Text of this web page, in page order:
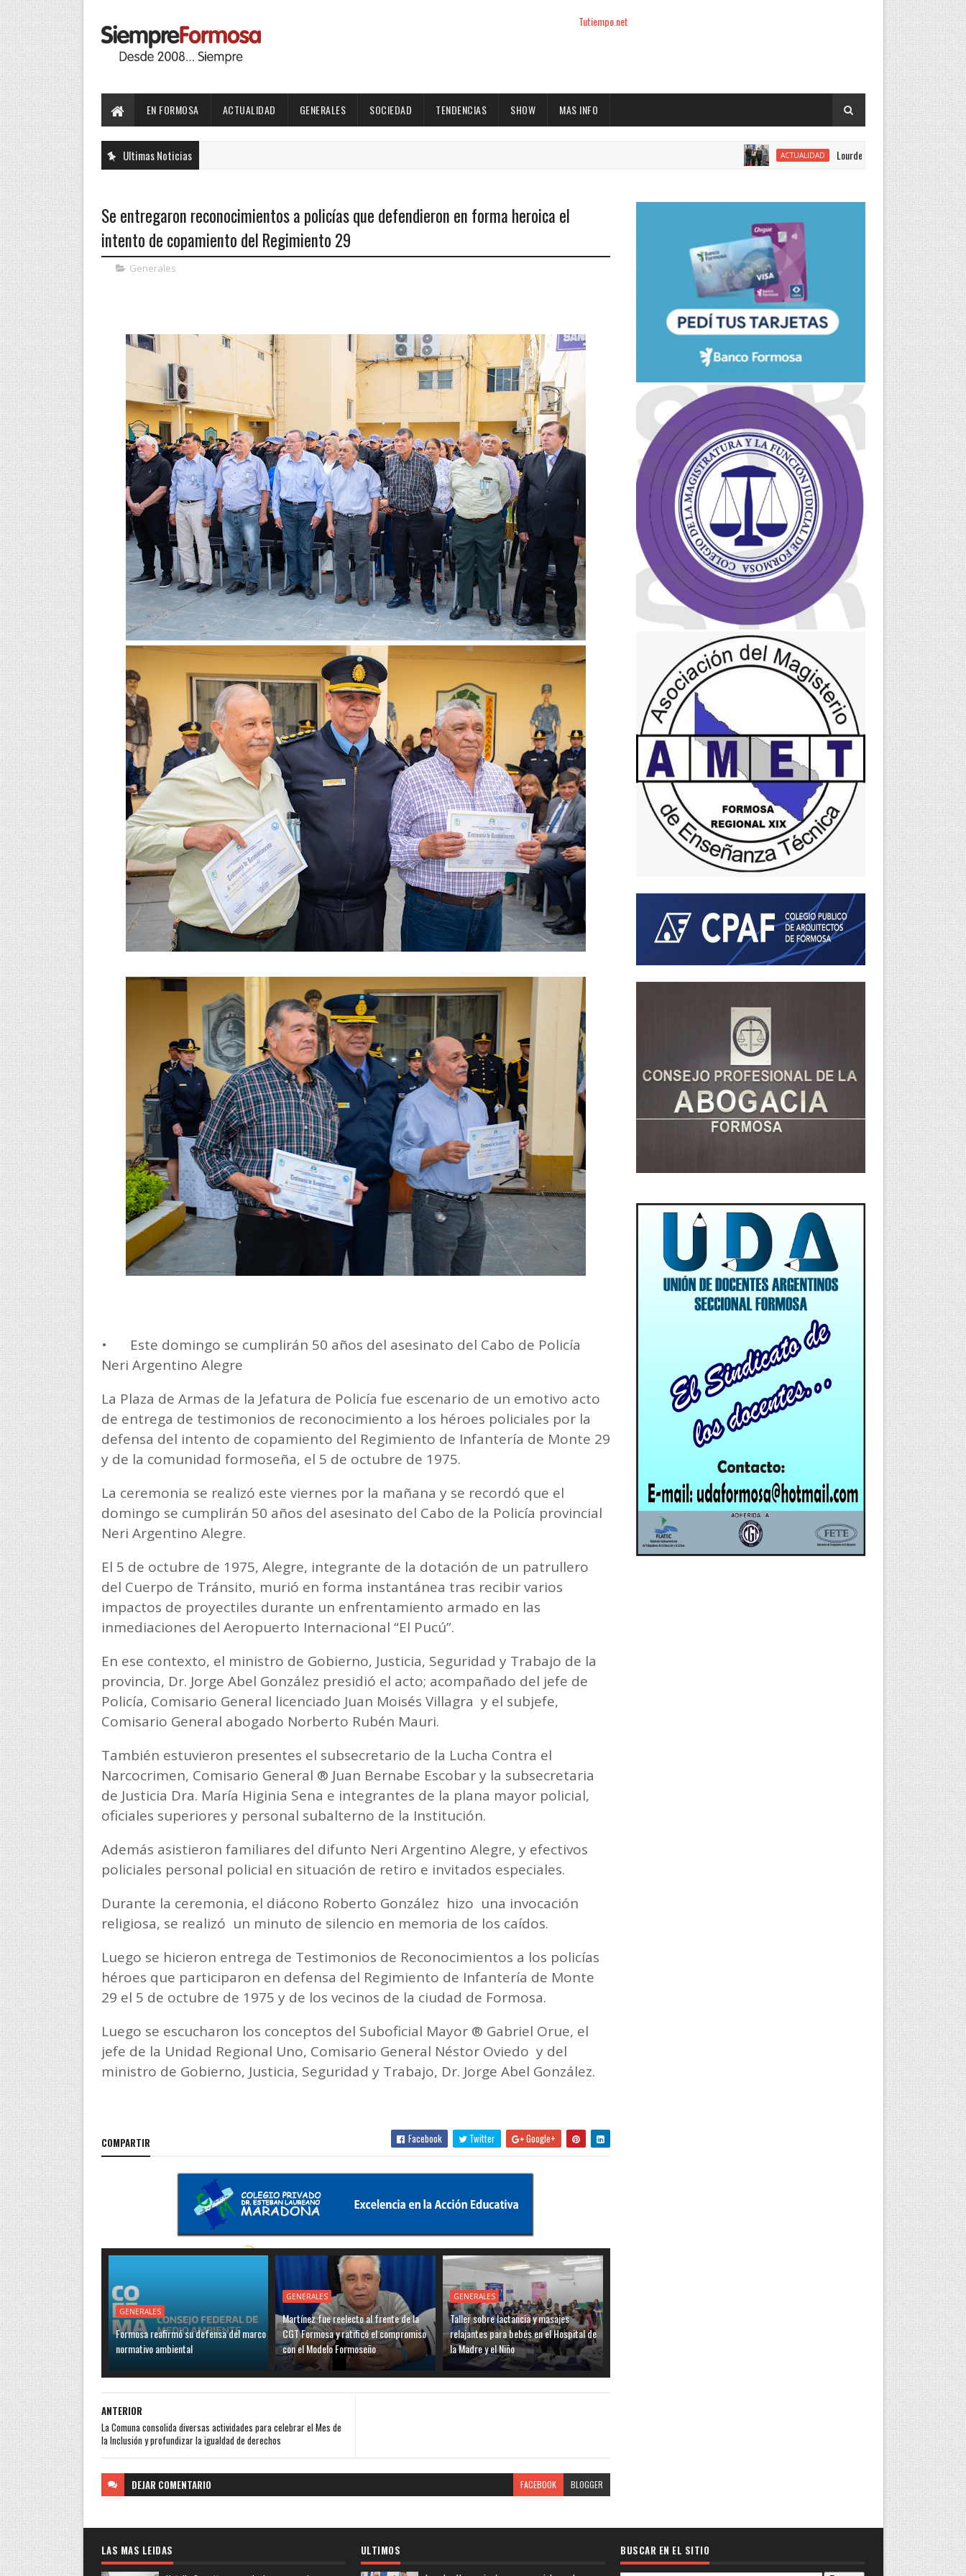
Tutiempo.net
EN FORMOSA ACTUALIDAD GENERALES SOCIEDAD TENDENCIAS SHOW MAS INFO
Ultimas Noticias ACTUALIDAD Lourdes Vargas juró como concejal por el
Se entregaron reconocimientos a policías que defendieron en forma heroica el
intento de copamiento del Regimiento 29
Generales
•
Este domingo se cumplirán 50 años del asesinato del Cabo de Policía
Neri Argentino Alegre
La Plaza de Armas de la Jefatura de Policía fue escenario de un emotivo acto
de entrega de testimonios de reconocimiento a los héroes policiales por la
defensa del intento de copamiento del Regimiento de Infantería de Monte 29
y de la comunidad formoseña, el 5 de octubre de 1975.
La ceremonia se realizó este viernes por la mañana y se recordó que el
domingo se cumplirán 50 años del asesinato del Cabo de la Policía provincial
Neri Argentino Alegre.
El 5 de octubre de 1975, Alegre, integrante de la dotación de un patrullero
del Cuerpo de Tránsito, murió en forma instantánea tras recibir varios
impactos de proyectiles durante un enfrentamiento armado en las
inmediaciones del Aeropuerto Internacional “El Pucú”.
En ese contexto, el ministro de Gobierno, Justicia, Seguridad y Trabajo de la
provincia, Dr. Jorge Abel González presidió el acto; acompañado del jefe de
Policía, Comisario General licenciado Juan Moisés Villagra y el subjefe,
Comisario General abogado Norberto Rubén Mauri.
También estuvieron presentes el subsecretario de la Lucha Contra el
Narcocrimen, Comisario General ® Juan Bernabe Escobar y la subsecretaria
de Justicia Dra. María Higinia Sena e integrantes de la plana mayor policial,
oficiales superiores y personal subalterno de la Institución.
Además asistieron familiares del difunto Neri Argentino Alegre, y efectivos
policiales personal policial en situación de retiro e invitados especiales.
Durante la ceremonia, el diácono Roberto González hizo una invocación
religiosa, se realizó un minuto de silencio en memoria de los caídos.
Luego se hicieron entrega de Testimonios de Reconocimientos a los policías
héroes que participaron en defensa del Regimiento de Infantería de Monte
29 el 5 de octubre de 1975 y de los vecinos de la ciudad de Formosa.
Luego se escucharon los conceptos del Suboficial Mayor ® Gabriel Orue, el
jefe de la Unidad Regional Uno, Comisario General Néstor Oviedo y del
ministro de Gobierno, Justicia, Seguridad y Trabajo, Dr. Jorge Abel González.
COMPARTIR Facebook Twitter Google+
GENERALES
Formosa reafirmó su defensa del marco
normativo ambiental
GENERALES
Martínez fue reelecto al frente de la
CGT Formosa y ratificó el compromiso
con el Modelo Formoseño
GENERALES
Taller sobre lactancia y masajes
relajantes para bebés en el Hospital de
la Madre y el Niño
ANTERIOR
La Comuna consolida diversas actividades para celebrar el Mes de
la Inclusión y profundizar la igualdad de derechos
DEJAR COMENTARIO FACEBOOK BLOGGER
LAS MAS LEIDAS
ULTIMOS
BUSCAR EN EL SITIO